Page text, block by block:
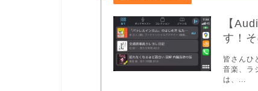
【
す！
皆さんひ
音楽、ラ
は、...